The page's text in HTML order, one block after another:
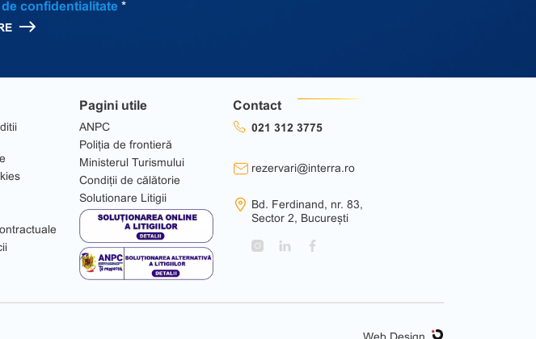
confidentialitate *
Pagini utile
ANPC
Poliția de frontieră
Ministerul Turismului
Condiții de călătorie
Solutionare Litigii
Contact
021 312 3775
rezervari@interra.ro
Bd. Ferdinand, nr. 83,
Sector 2, București